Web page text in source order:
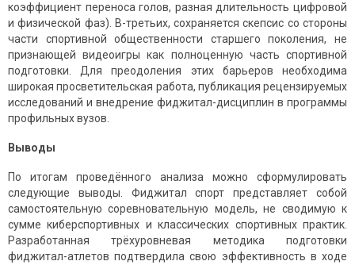
коэффициент переноса голов, разная длительность цифровой
и физической фаз). В-третьих, сохраняется скепсис со стороны
части спортивной общественности старшего поколения, не
признающей видеоигры как полноценную часть спортивной
подготовки. Для преодоления этих барьеров необходима
широкая просветительская работа, публикация рецензируемых
исследований и внедрение фиджитал-дисциплин в программы
профильных вузов.
Выводы
По итогам проведённого анализа можно сформулировать
следующие выводы. Фиджитал спорт представляет собой
самостоятельную соревновательную модель, не сводимую к
сумме киберспортивных и классических спортивных практик.
Разработанная трёхуровневая методика подготовки
фиджитал-атлетов подтвердила свою эффективность в ходе